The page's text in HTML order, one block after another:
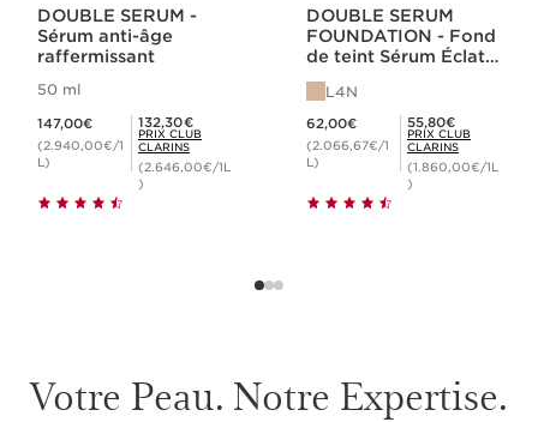
DOUBLE SERUM -
Sérum anti-âge
raffermissant
50 ml
147,00€
(2.940,00€/1
L)
Prix Club Clarins 132,30€
132,30€
PRIX CLUB
CLARINS
(2.646,00€/1L
)
DOUBLE SERUM
FOUNDATION - Fond
de teint Sérum Éclat
L4N
62,00€
(2.066,67€/1
L)
Prix Club Clarins 55,80€
55,80€
PRIX CLUB
CLARINS
(1.860,00€/1L
)
Votre Peau. Notre Expertise.